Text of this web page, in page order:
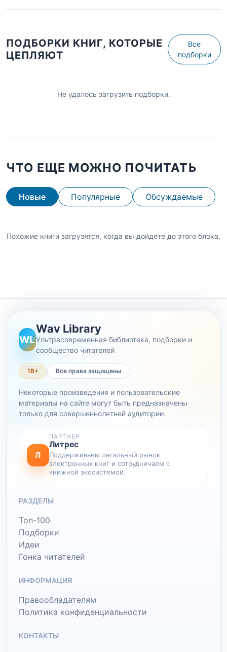
ПОДБОРКИ КНИГ, КОТОРЫЕ
ЦЕПЛЯЮТ
Все
подборки
Не удалось загрузить подборки.
ЧТО ЕЩЕ МОЖНО ПОЧИТАТЬ
Новые Популярные Обсуждаемые
Похожие книги загрузятся, когда вы дойдете до этого блока.
WL
Wav Library
Ультрасовременная библиотека, подборки и
сообщество читателей
18+ Все права защищены
Некоторые произведения и пользовательские
материалы на сайте могут быть предназначены
только для совершеннолетней аудитории.
Л
ПАРТНЕР
Литрес
Поддерживаем легальный рынок
электронных книг и сотрудничаем с
книжной экосистемой.
РАЗДЕЛЫ
Топ-100
Подборки
Идеи
Гонка читателей
ИНФОРМАЦИЯ
Правообладателям
Политика конфиденциальности
КОНТАКТЫ